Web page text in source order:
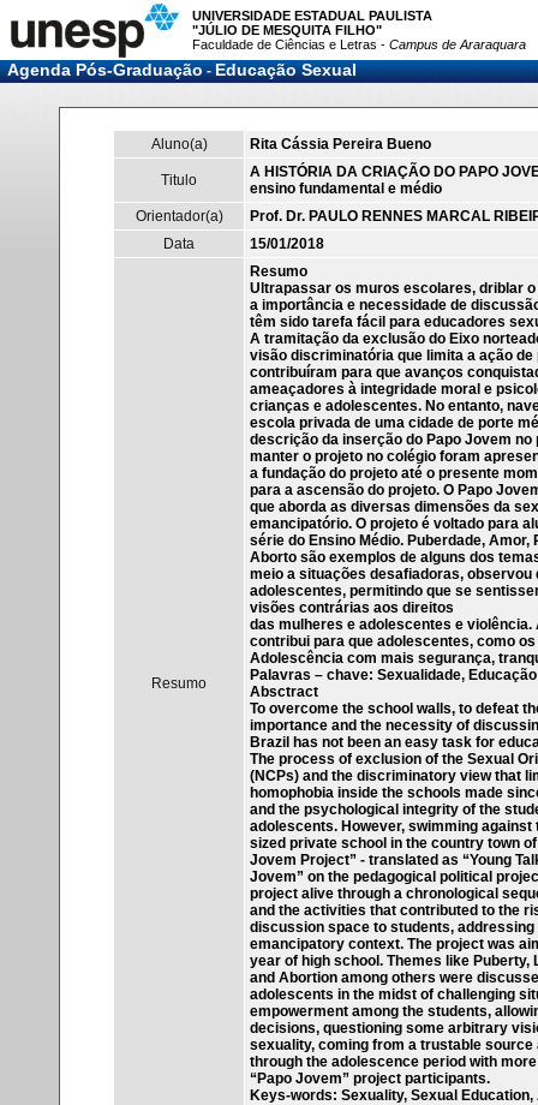
UNIVERSIDADE ESTADUAL PAULISTA
"JÚLIO DE MESQUITA FILHO"
Faculdade de Ciências e Letras - Campus de Araraquara
Agenda Pós-Graduação-Educação Sexual
Aluno(a) Rita Cássia Pereira Bueno
Titulo
A HISTÓRIA DA CRIAÇÃO DO PAPO
ensino fundamental e médio
Orientador(a)
Prof. Dr. PAULO RENNES MARCAL
Data
15/01/2018
Resumo
Resumo
Ultrapassar os muros escolares, driblar
a importância e necessidade de
têm sido tarefa fácil para educadores
A tramitação da exclusão do Eixo
visão discriminatória que limita a ação
contribuíram para que avanços
ameaçadores à integridade moral e
crianças e adolescentes. No entanto,
escola privada de uma cidade de porte
descrição da inserção do Papo Jovem
manter o projeto no colégio foram
a fundação do projeto até o presente
para a ascensão do projeto. O Papo
que aborda as diversas dimensões da
emancipatório. O projeto é voltado para
série do Ensino Médio. Puberdade,
Aborto são exemplos de alguns dos
meio a situações desafiadoras,
adolescentes, permitindo que se
visões contrárias aos direitos
das mulheres e adolescentes e
contribui para que adolescentes, como
Adolescência com mais segurança,
Palavras – chave: Sexualidade,
Absctract
To overcome the school walls, to defeat
importance and the necessity of
Brazil has not been an easy task for
The process of exclusion of the Sexual
(NCPs) and the discriminatory view that
homophobia inside the schools made
and the psychological integrity of the
adolescents. However, swimming
sized private school in the country town
Jovem Project” - translated as “Young
Jovem” on the pedagogical political
project alive through a chronological
and the activities that contributed to the
discussion space to students,
emancipatory context. The project was
year of high school. Themes like Puberty,
and Abortion among others were
adolescents in the midst of challenging
empowerment among the students,
decisions, questioning some arbitrary
sexuality, coming from a trustable
through the adolescence period with
“Papo Jovem” project participants.
Keys-words: Sexuality, Sexual